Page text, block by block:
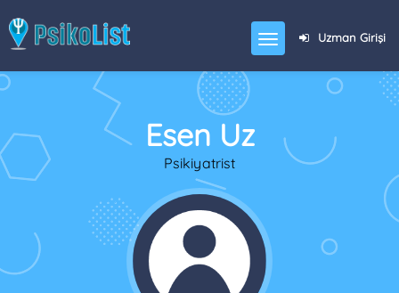
Uzman Girişi
Esen Uz
Psikiyatrist